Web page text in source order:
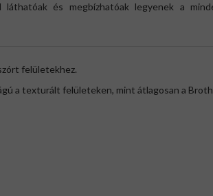
és megbízhatóak legyenek a
felületekhez.
a texturált felületeken, mint átlagosan a